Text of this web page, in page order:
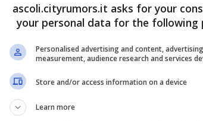
economiche, per dire addio una
basta diluire alcune gocce in acqua
prima dello shampoo oppure fare un
ascoli.cityrumors.it asks for your
your personal data for the following
Personalised advertising and content,
measurement, audience research and services
Store and/or access information on a device
Learn more